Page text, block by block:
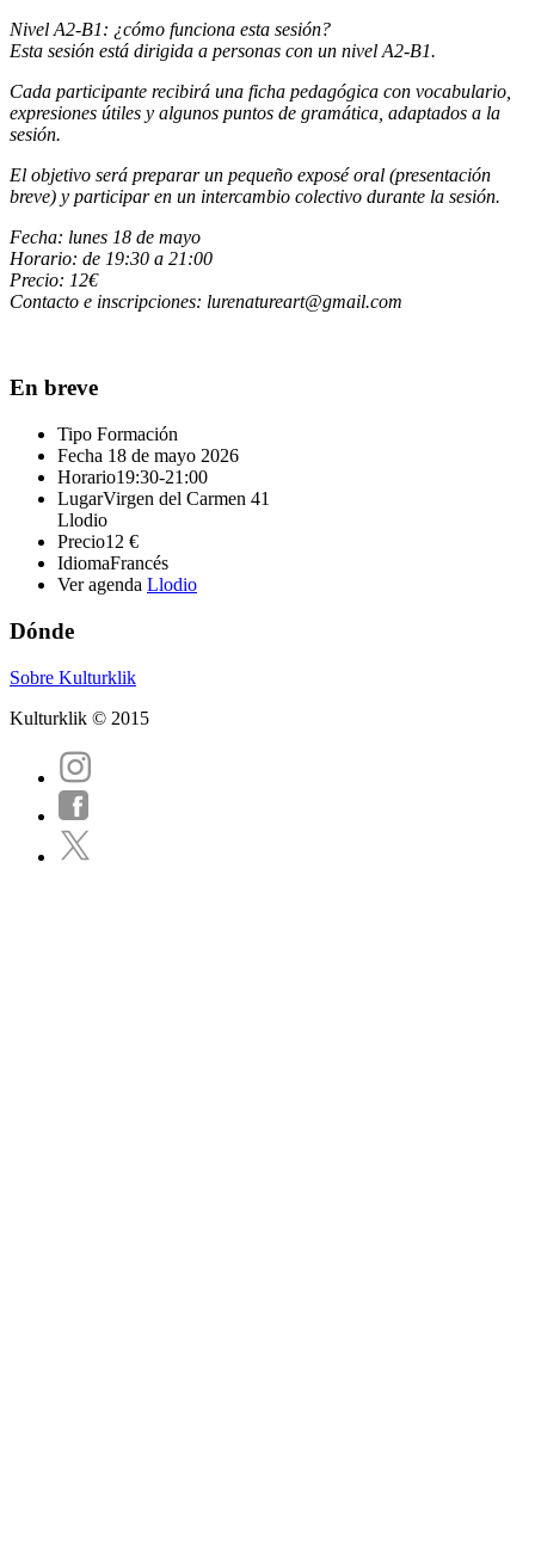
Nivel A2-B1: ¿cómo funciona esta sesión?
Esta sesión está dirigida a personas con un nivel A2-B1.
Cada participante recibirá una ficha pedagógica con vocabulario,
expresiones útiles y algunos puntos de gramática, adaptados a la
sesión.
El objetivo será preparar un pequeño exposé oral (presentación
breve) y participar en un intercambio colectivo durante la sesión.
Fecha: lunes 18 de mayo
Horario: de 19:30 a 21:00
Precio: 12€
Contacto e inscripciones: lurenatureart@gmail.com
En breve
Tipo Formación
Fecha 18 de mayo 2026
Horario19:30-21:00
LugarVirgen del Carmen 41
Llodio
Precio12 €
IdiomaFrancés
Ver agenda Llodio
Dónde
Sobre Kulturklik
Kulturklik © 2015